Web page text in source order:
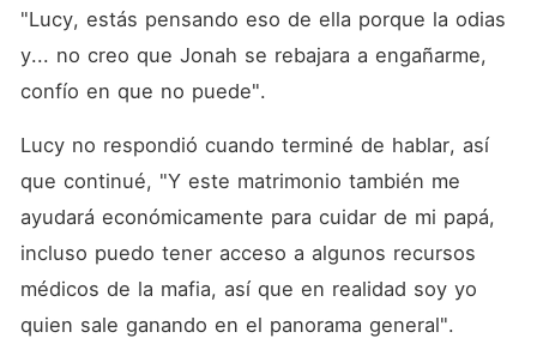
"Lucy, estás pensando eso de ella porque la odias
y... no creo que Jonah se rebajara a engañarme,
confío en que no puede".
Lucy no respondió cuando terminé de hablar, así
que continué, "Y este matrimonio también me
ayudará económicamente para cuidar de mi papá,
incluso puedo tener acceso a algunos recursos
médicos de la mafia, así que en realidad soy yo
quien sale ganando en el panorama general".